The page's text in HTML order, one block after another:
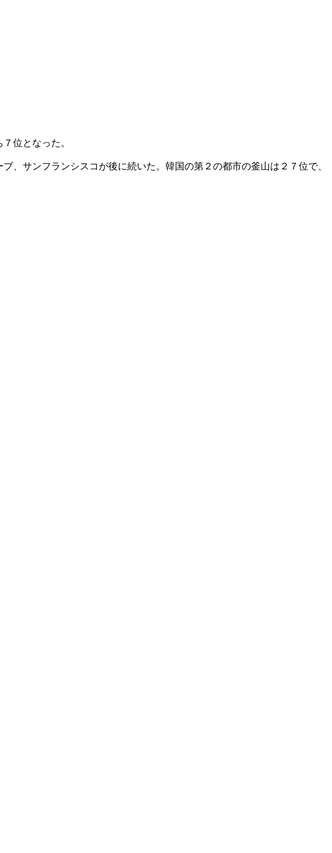
位となった。
、サンフランシスコが後に続いた。韓国の第２の都市の釜山は２７位で、